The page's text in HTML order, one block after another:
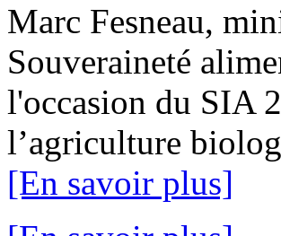
Marc Fesneau,
Souveraineté
l'occasion du SIA
l’agriculture
[En savoir plus]